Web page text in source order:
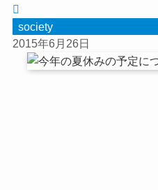
society
2015年6月26日